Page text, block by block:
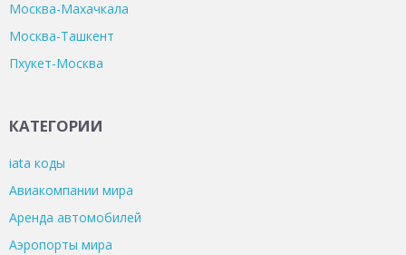
Москва-Махачкала
Москва-Ташкент
Пхукет-Москва
КАТЕГОРИИ
iata коды
Авиакомпании мира
Аренда автомобилей
Аэропорты мира